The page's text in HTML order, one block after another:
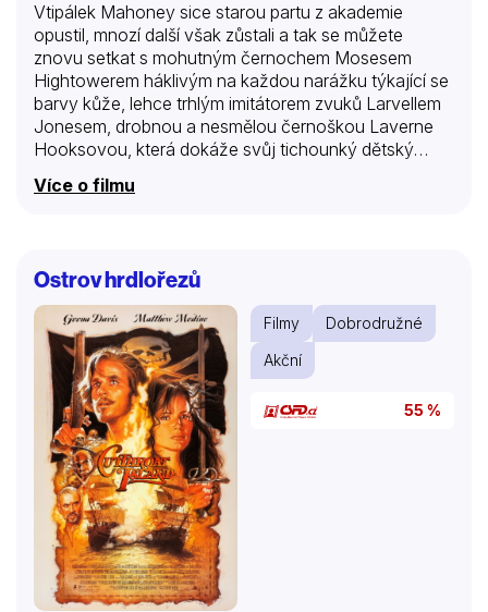
Vtipálek Mahoney sice starou partu z akademie
opustil, mnozí další však zůstali a tak se můžete
znovu setkat s mohutným černochem Mosesem
Hightowerem háklivým na každou narážku týkající se
barvy kůže, lehce trhlým imitátorem zvuků Larvellem
Jonesem, drobnou a nesmělou černoškou Laverne
Hooksovou, která dokáže svůj tichounký dětský
hlásek nahradit v případě potřeby hurónským řevem
a nechybí samozřejmě ani fanatický pistolník
Více o filmu
Ostrov hrdlořezů
Filmy
Dobrodružné
Akční
55 %